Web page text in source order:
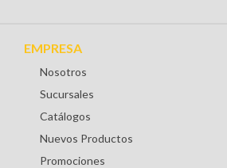
EMPRESA
Nosotros
Sucursales
Catálogos
Nuevos Productos
Promociones